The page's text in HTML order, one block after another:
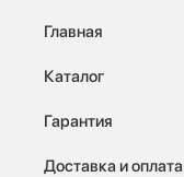
Главная
Каталог
Гарантия
Доставка и оплата